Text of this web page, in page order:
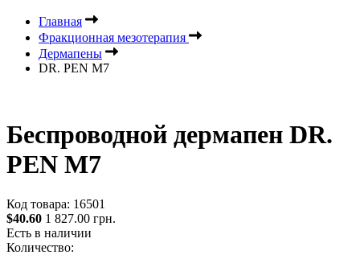
Главная
Фракционная мезотерапия
Дермапены
DR. PEN M7
Беспроводной дермапен DR.
PEN M7
Код товара: 16501
$40.60 1 827.00 грн.
Есть в наличии
Количество: